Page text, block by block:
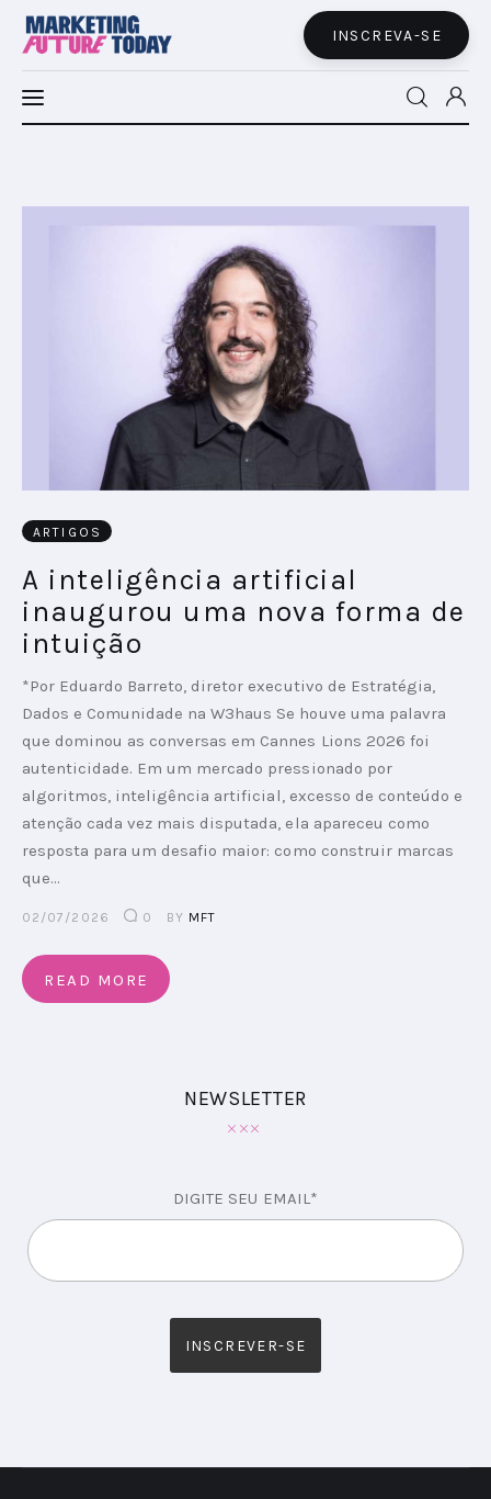
INSCREVA-SE
MFT+
FUTURE BRAND LAB
EVENTOS
MARTECH
CONECTADES
PODCAST
PLAYBOOKS
ARTIGOS
A inteligência artificial
inaugurou uma nova forma de
intuição
*Por Eduardo Barreto, diretor executivo de Estratégia,
Dados e Comunidade na W3haus Se houve uma palavra
que dominou as conversas em Cannes Lions 2026 foi
autenticidade. Em um mercado pressionado por
algoritmos, inteligência artificial, excesso de conteúdo e
atenção cada vez mais disputada, ela apareceu como
resposta para um desafio maior: como construir marcas
que…
02/07/2026 0 BY MFT
READ MORE
NEWSLETTER
DIGITE SEU EMAIL*